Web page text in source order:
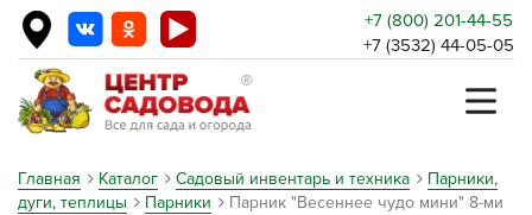
+7 (800) 201-44-55
+7 (3532) 44-05-05
Главная Каталог Садовый инвентарь и техника
Парники,
дуги, теплицы
Парники
Парник "Весеннее чудо мини" 8-ми